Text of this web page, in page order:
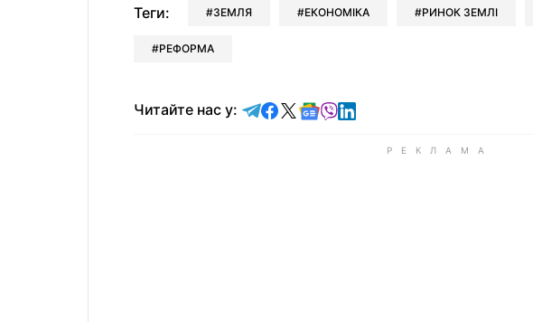
Теги: ЗЕМЛЯ ЕКОНОМІКА РИНОК ЗЕМЛІ
РЕФОРМА
Читайте нас у: Читайте у Telegram
Читайте у Facebook
Читайте у X
Читайте у Google news
Читайте у Viber
Читайте у LinkedIn